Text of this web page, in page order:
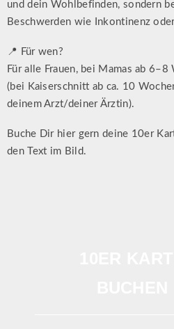
und dein Wohlbefinden, sondern
Beschwerden wie Inkontinenz
📍 Für wen?
Für alle Frauen, bei Mamas ab
(bei Kaiserschnitt ab ca. 10
deinem Arzt/deiner Ärztin).
Buche Dir hier gern deine 10er
den Text im Bild.